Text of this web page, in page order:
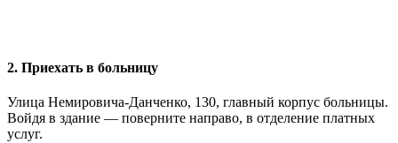
2. Приехать в больницу
Улица Немировича-Данченко, 130, главный корпус больницы.
Войдя в здание — поверните направо, в отделение платных
услуг.